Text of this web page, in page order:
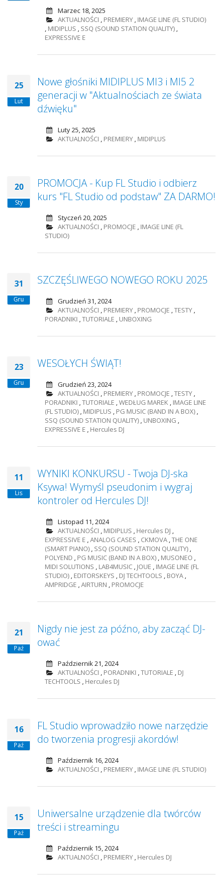
Marzec 18, 2025
AKTUALNOŚCI , PREMIERY , IMAGE LINE (FL STUDIO)
, MIDIPLUS , SSQ (SOUND STATION QUALITY) ,
EXPRESSIVE E
25
Lut
Nowe głośniki MIDIPLUS MI3 i MI5 2
generacji w "Aktualnościach ze świata
dźwięku"
Luty 25, 2025
AKTUALNOŚCI , PREMIERY , MIDIPLUS
20
Sty
PROMOCJA - Kup FL Studio i odbierz
kurs "FL Studio od podstaw" ZA DARMO!
Styczeń 20, 2025
AKTUALNOŚCI , PROMOCJE , IMAGE LINE (FL
STUDIO)
31
Gru
SZCZĘŚLIWEGO NOWEGO ROKU 2025
Grudzień 31, 2024
AKTUALNOŚCI , PREMIERY , PROMOCJE ,TESTY ,
PORADNIKI ,TUTORIALE , UNBOXING
23
Gru
WESOŁYCH ŚWIĄT!
Grudzień 23, 2024
AKTUALNOŚCI , PREMIERY , PROMOCJE ,TESTY ,
PORADNIKI ,TUTORIALE ,WEDŁUG MAREK , IMAGE LINE
(FL STUDIO) , MIDIPLUS , PG MUSIC (BAND IN A BOX) ,
SSQ (SOUND STATION QUALITY) , UNBOXING ,
EXPRESSIVE E , Hercules DJ
11
Lis
WYNIKI KONKURSU - Twoja DJ-ska
Ksywa! Wymyśl pseudonim i wygraj
kontroler od Hercules DJ!
Listopad 11, 2024
AKTUALNOŚCI , MIDIPLUS , Hercules DJ ,
EXPRESSIVE E ,ANALOG CASES , CKMOVA ,THE ONE
(SMART PIANO) , SSQ (SOUND STATION QUALITY) ,
POLYEND , PG MUSIC (BAND IN A BOX) , MUSONEO ,
MIDI SOLUTIONS , LAB4MUSIC , JOUE , IMAGE LINE (FL
STUDIO) , EDITORSKEYS , DJ TECHTOOLS , BOYA ,
AMPRIDGE ,AIRTURN , PROMOCJE
21
Paź
Nigdy nie jest za późno, aby zacząć DJ-
ować
Październik 21, 2024
AKTUALNOŚCI , PORADNIKI ,TUTORIALE , DJ
TECHTOOLS , Hercules DJ
16
Paź
FL Studio wprowadziło nowe narzędzie
do tworzenia progresji akordów!
Październik 16, 2024
AKTUALNOŚCI , PREMIERY , IMAGE LINE (FL STUDIO)
15
Paź
Uniwersalne urządzenie dla twórców
treści i streamingu
Październik 15, 2024
AKTUALNOŚCI , PREMIERY , Hercules DJ